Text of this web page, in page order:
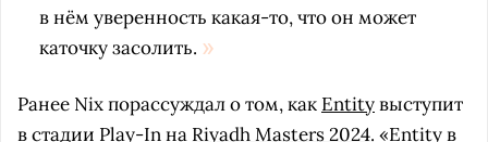
в нём уверенность какая-то, что он может
каточку засолить.
Ранее Nix порассуждал о том, как Entityвыступит
в стадии Play-In на Riyadh Masters 2024. «Entity в